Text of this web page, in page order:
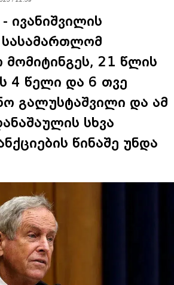
ივანიშვილის
21 წლის
4 წელი და 6 თვე
გალუსტაშვილი და ამ
სხვა
წინაშე უნდა